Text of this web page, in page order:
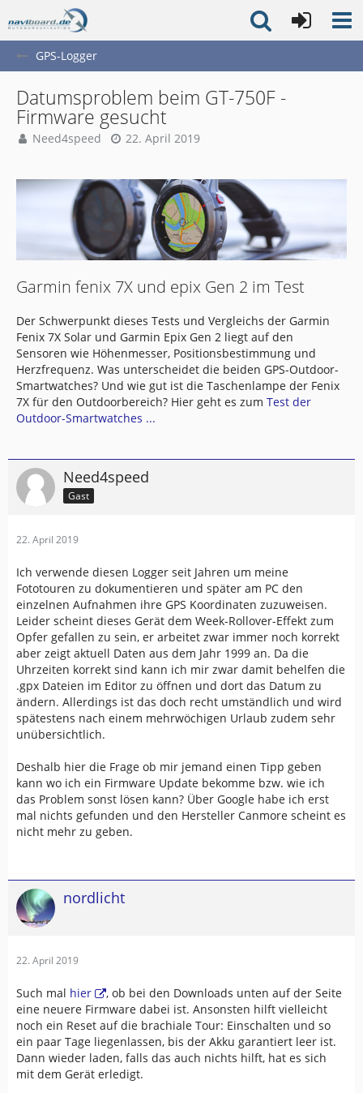
GPS-Logger
Datumsproblem beim GT-750F -
Firmware gesucht
Need4speed 22. April 2019
Garmin fenix 7X und epix Gen 2 im Test
Der Schwerpunkt dieses Tests und Vergleichs der Garmin
Fenix 7X Solar und Garmin Epix Gen 2 liegt auf den
Sensoren wie Höhenmesser, Positionsbestimmung und
Herzfrequenz. Was unterscheidet die beiden GPS-Outdoor-
Smartwatches? Und wie gut ist die Taschenlampe der Fenix
7X für den Outdoorbereich? Hier geht es zum Test der
Outdoor-Smartwatches ...
Need4speed
Gast
22. April 2019
Ich verwende diesen Logger seit Jahren um meine
Fototouren zu dokumentieren und später am PC den
einzelnen Aufnahmen ihre GPS Koordinaten zuzuweisen.
Leider scheint dieses Gerät dem Week-Rollover-Effekt zum
Opfer gefallen zu sein, er arbeitet zwar immer noch korrekt
aber zeigt aktuell Daten aus dem Jahr 1999 an. Da die
Uhrzeiten korrekt sind kann ich mir zwar damit behelfen die
.gpx Dateien im Editor zu öffnen und dort das Datum zu
ändern. Allerdings ist das doch recht umständlich und wird
spätestens nach einem mehrwöchigen Urlaub zudem sehr
unübersichtlich.
Deshalb hier die Frage ob mir jemand einen Tipp geben
kann wo ich ein Firmware Update bekomme bzw. wie ich
das Problem sonst lösen kann? Über Google habe ich erst
mal nichts gefunden und den Hersteller Canmore scheint es
nicht mehr zu geben.
nordlicht
22. April 2019
Such mal hier
, ob bei den Downloads unten auf der Seite
eine neuere Firmware dabei ist. Ansonsten hilft vielleicht
noch ein Reset auf die brachiale Tour: Einschalten und so
ein paar Tage liegenlassen, bis der Akku garantiert leer ist.
Dann wieder laden, falls das auch nichts hilft, hat es sich
mit dem Gerät erledigt.